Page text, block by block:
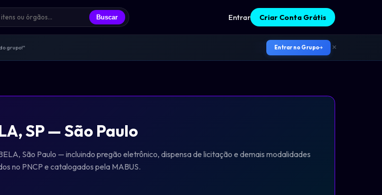
Buscar Entrar Criar Conta Grátis
grupo!"
real
Entrar no Grupo
SP — São Paulo
São Paulo — incluindo pregão eletrônico, dispensa de licitação e demais modalidades
no PNCP e catalogados pela MABUS.